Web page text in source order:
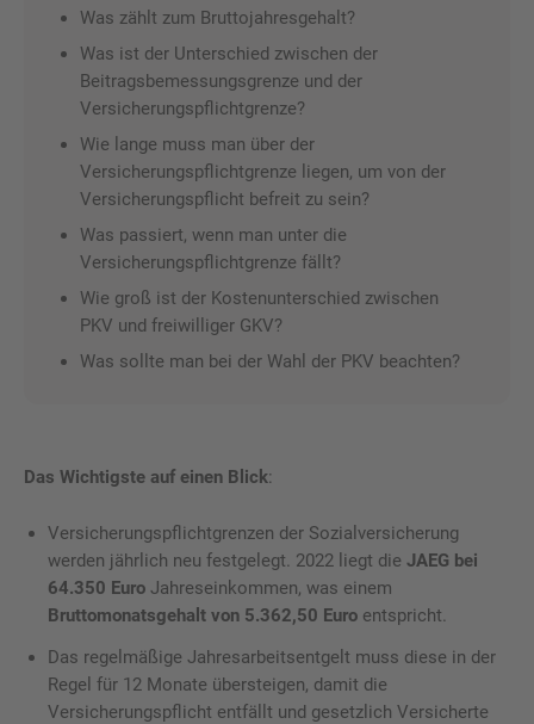
Was zählt zum Bruttojahresgehalt?
Was ist der Unterschied zwischen der
Beitragsbemessungsgrenze und der
Versicherungspflichtgrenze?
Wie lange muss man über der
Versicherungspflichtgrenze liegen, um von der
Versicherungspflicht befreit zu sein?
Was passiert, wenn man unter die
Versicherungspflichtgrenze fällt?
Wie groß ist der Kostenunterschied zwischen
PKV und freiwilliger GKV?
Was sollte man bei der Wahl der PKV beachten?
Das Wichtigste auf einen Blick:
Versicherungspflichtgrenzen der Sozialversicherung
werden jährlich neu festgelegt. 2022 liegt die JAEG bei
64.350 Euro Jahreseinkommen, was einem
Bruttomonatsgehalt von 5.362,50 Euro entspricht.
Das regelmäßige Jahresarbeitsentgelt muss diese in der
Regel für 12 Monate übersteigen, damit die
Versicherungspflicht entfällt und gesetzlich Versicherte